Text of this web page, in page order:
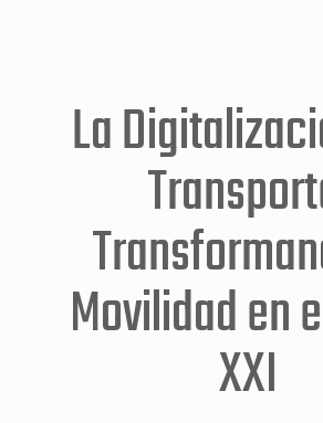
La
Movilidad en
XXI